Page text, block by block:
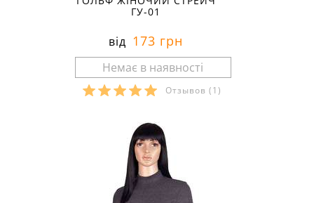
ГУ-01
від 173 грн
Отзывов (1)